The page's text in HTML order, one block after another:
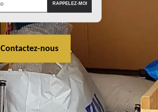
Contactez-nous